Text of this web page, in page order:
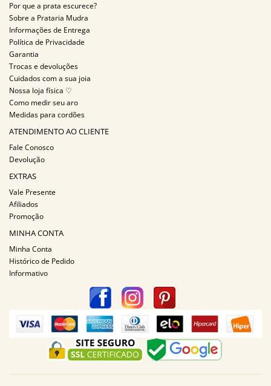
Por que a prata escurece?
Sobre a Prataria Mudra
Informações de Entrega
Política de Privacidade
Garantia
Trocas e devoluções
Cuidados com a sua joia
Nossa loja física ♡
Como medir seu aro
Medidas para cordões
ATENDIMENTO AO CLIENTE
Fale Conosco
Devolução
EXTRAS
Vale Presente
Afiliados
Promoção
MINHA CONTA
Minha Conta
Histórico de Pedido
Informativo